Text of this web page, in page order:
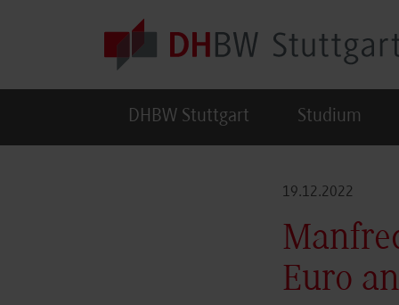
DHBW Stuttgart Studium
19.12.2022
Euro